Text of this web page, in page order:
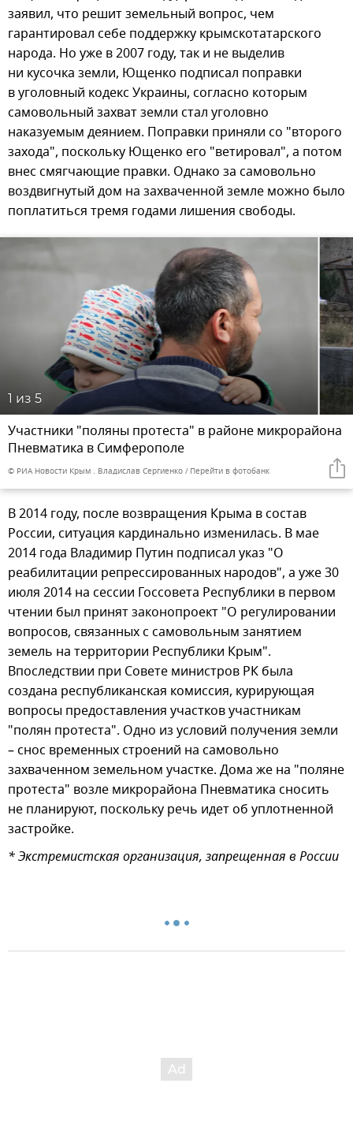
заявил, что решит земельный вопрос, чем
гарантировал себе поддержку крымскотатарского
народа. Но уже в 2007 году, так и не выделив
ни кусочка земли, Ющенко подписал поправки
в уголовный кодекс Украины, согласно которым
самовольный захват земли стал уголовно
наказуемым деянием. Поправки приняли со "второго
захода", поскольку Ющенко его "ветировал", а потом
внес смягчающие правки. Однако за самовольно
воздвигнутый дом на захваченной земле можно было
поплатиться тремя годами лишения свободы.
1 из 5
Участники "поляны протеста" в районе микрорайона
Пневматика в Симферополе
© РИА Новости Крым . Владислав Сергиенко Перейти в фотобанк
В 2014 году, после возвращения Крыма в состав
России, ситуация кардинально изменилась. В мае
2014 года Владимир Путин подписал указ "О
реабилитации репрессированных народов", а уже 30
июля 2014 на сессии Госсовета Республики в первом
чтении был принят законопроект "О регулировании
вопросов, связанных с самовольным занятием
земель на территории Республики Крым".
Впоследствии при Совете министров РК была
создана республиканская комиссия, курирующая
вопросы предоставления участков участникам
"полян протеста". Одно из условий получения земли
– снос временных строений на самовольно
захваченном земельном участке. Дома же на "поляне
протеста" возле микрорайона Пневматика сносить
не планируют, поскольку речь идет об уплотненной
застройке.
* Экстремистская организация, запрещенная в России